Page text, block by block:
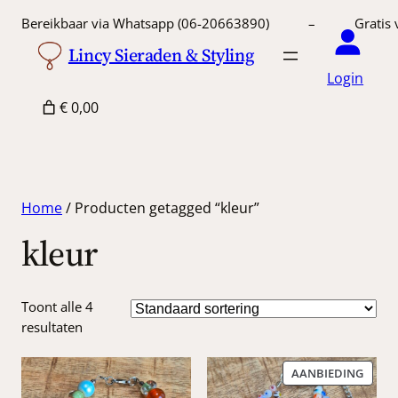
Bereikbaar via Whatsapp (06-20663890) –
Lincy Sieraden & Styling
Login
€ 0,00
Home/ Producten getagged “kleur”
kleur
Toont alle 4
resultaten
AANBIEDING
IN